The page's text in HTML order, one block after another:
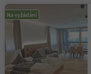
Na vyžádání